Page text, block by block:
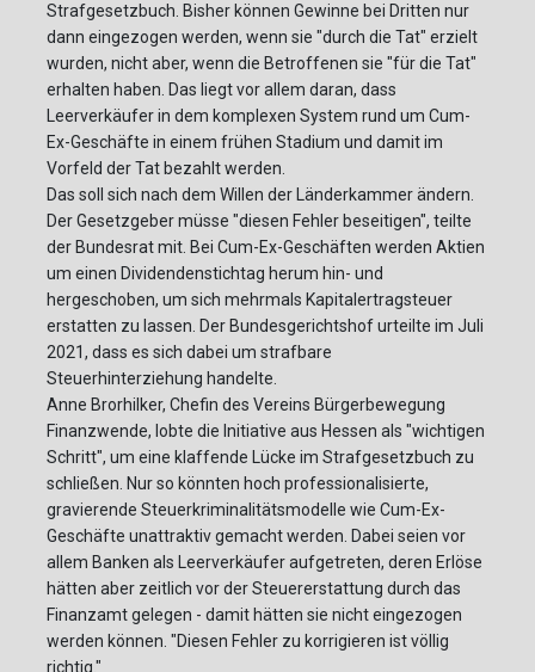
Strafgesetzbuch. Bisher können Gewinne bei Dritten nur
dann eingezogen werden, wenn sie "durch die Tat" erzielt
wurden, nicht aber, wenn die Betroffenen sie "für die Tat"
erhalten haben. Das liegt vor allem daran, dass
Leerverkäufer in dem komplexen System rund um Cum-
Ex-Geschäfte in einem frühen Stadium und damit im
Vorfeld der Tat bezahlt werden.
Das soll sich nach dem Willen der Länderkammer ändern.
Der Gesetzgeber müsse "diesen Fehler beseitigen", teilte
der Bundesrat mit. Bei Cum-Ex-Geschäften werden Aktien
um einen Dividendenstichtag herum hin- und
hergeschoben, um sich mehrmals Kapitalertragsteuer
erstatten zu lassen. Der Bundesgerichtshof urteilte im Juli
2021, dass es sich dabei um strafbare
Steuerhinterziehung handelte.
Anne Brorhilker, Chefin des Vereins Bürgerbewegung
Finanzwende, lobte die Initiative aus Hessen als "wichtigen
Schritt", um eine klaffende Lücke im Strafgesetzbuch zu
schließen. Nur so könnten hoch professionalisierte,
gravierende Steuerkriminalitätsmodelle wie Cum-Ex-
Geschäfte unattraktiv gemacht werden. Dabei seien vor
allem Banken als Leerverkäufer aufgetreten, deren Erlöse
hätten aber zeitlich vor der Steuererstattung durch das
Finanzamt gelegen - damit hätten sie nicht eingezogen
werden können. "Diesen Fehler zu korrigieren ist völlig
richtig."